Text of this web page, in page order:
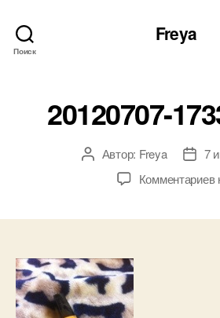
Поиск
Freya
20120707-
Автор
записи
Автор: Freya
Дата
7
Комментариевк